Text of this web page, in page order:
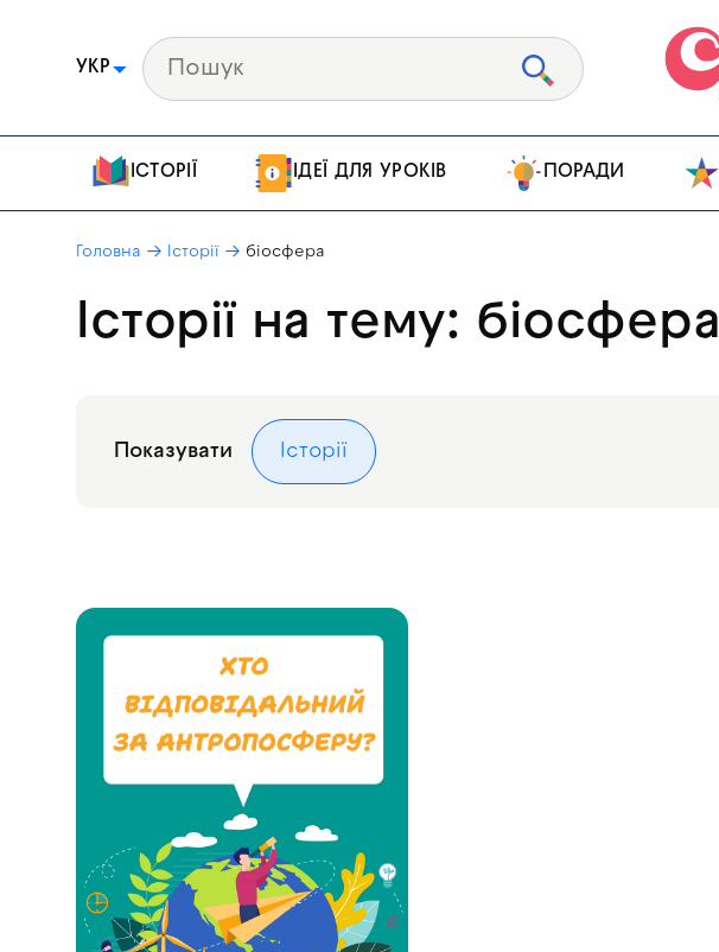
УКР
ІСТОРІЇ ІДЕЇ ДЛЯ УРОКІВ ПОРАДИ
Головна Історії біосфера
Історії на тему: біосфера
Показувати Історії